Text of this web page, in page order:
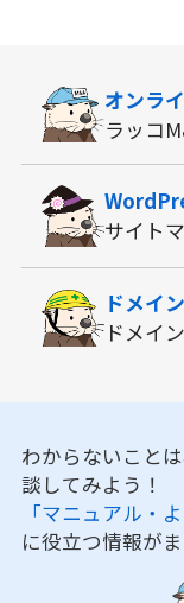
オンラ
ラッコ
サイト
ドメイ
ドメイ
わからないこと
談してみよう！
「マニュアル・
に役立つ情報がま